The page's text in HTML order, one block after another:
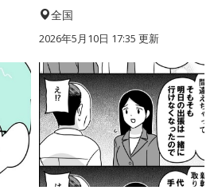
全国
2026年5月10日 17:35 更新